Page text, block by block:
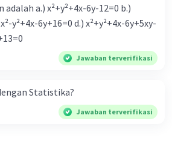
6y-12=0 b.)
y²+4x-6y+16=0 d.) x²+y²+4x-6y+5xy-
Jawaban terverifikasi
Statistika?
Jawaban terverifikasi